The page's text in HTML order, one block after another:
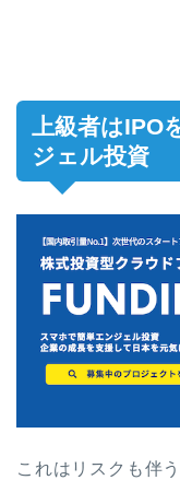
上級者はIPO
ジェル投資
これはリスクも伴